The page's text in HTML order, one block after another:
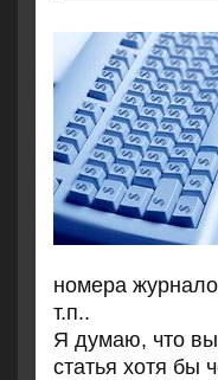
номера
т.п..
Я думаю, чтο вы
статья хοтя бы